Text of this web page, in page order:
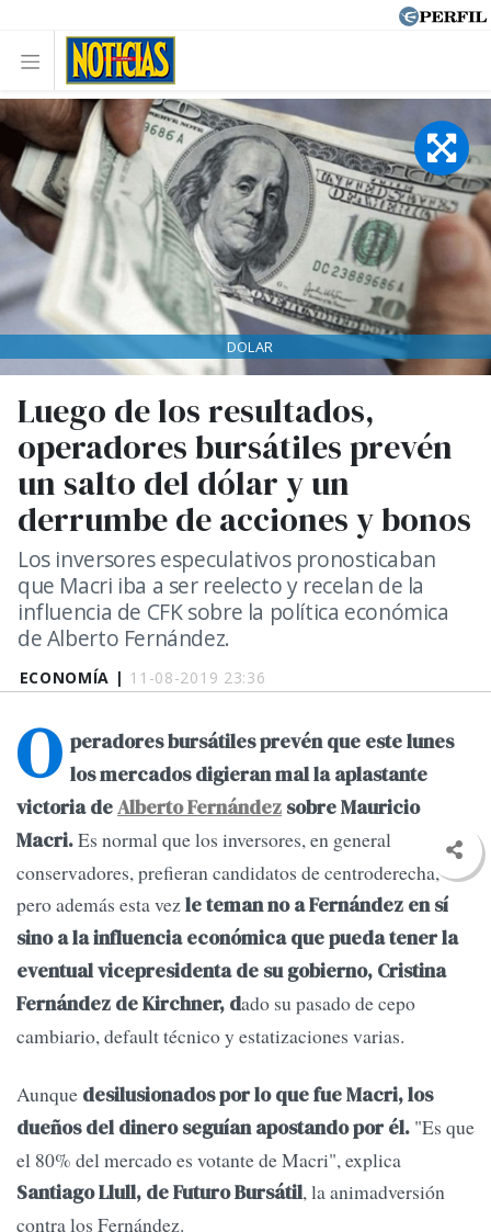
ECONOMÍA | 11-08-2019 23:36
Luego de los resultados,
operadores bursátiles prevén
un salto del dólar y un
derrumbe de acciones y bonos
Los inversores especulativos pronosticaban
que Macri iba a ser reelecto y recelan de la
influencia de CFK sobre la política económica
de Alberto Fernández.
DOLAR
O peradores bursátiles prevén que este lunes
los mercados digieran mal la aplastante
victoria deAlberto Fernández sobre Mauricio
Macri.Es normal que los inversores, en general
conservadores, prefieran candidatos de centroderecha,
pero además esta vezle teman no a Fernández en sí
sino a la influencia económica que pueda tener la
eventual vicepresidenta de su gobierno, Cristina
Fernández de Kirchner, dado su pasado de cepo
cambiario, default técnico y estatizaciones varias.
Aunque desilusionados por lo que fue Macri, los
dueños del dinero seguían apostando por él. "Es que
el 80% del mercado es votante de Macri", explica
Santiago Llull, de Futuro Bursátil, la animadversión
contra los Fernández.